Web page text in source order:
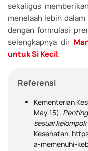
sekaligus
menelaah lebih
dengan formulasi
selengkapnya di:
untuk Si Kecil.
Referensi
Kementerian
May 15).
sesuai
Kesehatan.
a-memenuhi-